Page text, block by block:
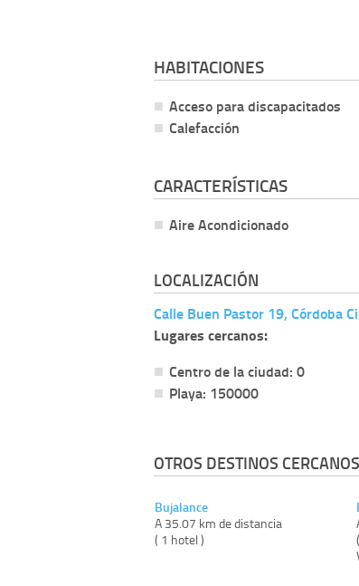
HABITACIONES
Acceso para discapacitados
Calefacción
CARACTERÍSTICAS
Aire Acondicionado
LOCALIZACIÓN
Calle Buen Pastor 19, Córdoba
Lugares cercanos:
Centro de la ciudad: 0
Playa: 150000
OTROS DESTINOS
Bujalance
A 35.07 km de distancia
( 1 hotel )